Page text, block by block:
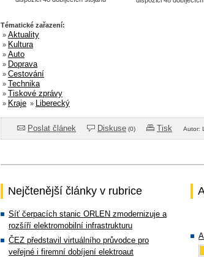
Tématické zařazení:
» Aktuality
» Kultura
» Auto
» Doprava
» Cestování
» Technika
» Tiskové zprávy
» Kraje » Liberecký
Poslat článek Diskuse (0) Tisk Autor:
Nejčtenější články v rubrice
Síť čerpacích stanic ORLEN zmodernizuje a
rozšíří elektromobilní infrastrukturu
ČEZ představil virtuálního průvodce pro
veřejné i firemní dobíjení elektroaut